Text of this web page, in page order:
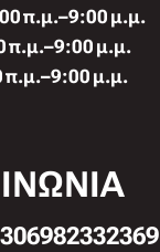
π.μ.–9:00 μ.μ.
π.μ.–9:00 μ.μ.
π.μ.–9:00 μ.μ.